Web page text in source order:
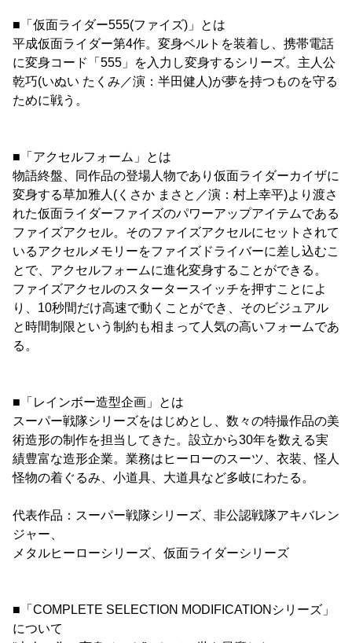
■「仮面ライダー555(ファイズ)」とは
平成仮面ライダー第4作。変身ベルトを装着し、携帯電話
に変身コード「555」を入力し変身するシリーズ。主人公
乾巧(いぬい たくみ／演：半田健人)が夢を持つものを守る
ために戦う。
■「アクセルフォーム」とは
物語終盤、同作品の登場人物であり仮面ライダーカイザに
変身する草加雅人(くさか まさと／演：村上幸平)より渡さ
れた仮面ライダーファイズのパワーアップアイテムである
ファイズアクセル。そのファイズアクセルにセットされて
いるアクセルメモリーをファイズドライバーに差し込むこ
とで、アクセルフォームに進化変身することができる。
ファイズアクセルのスタータースイッチを押すことによ
り、10秒間だけ高速で動くことができ、そのビジュアル
と時間制限という制約も相まって人気の高いフォームであ
る。
■「レインボー造型企画」とは
スーパー戦隊シリーズをはじめとし、数々の特撮作品の美
術造形の制作を担当してきた。設立から30年を数える実
績豊富な造形企業。業務はヒーローのスーツ、衣装、怪人
怪物の着ぐるみ、小道具、大道具など多岐にわたる。
代表作品：スーパー戦隊シリーズ、非公認戦隊アキバレン
ジャー、
メタルヒーローシリーズ、仮面ライダーシリーズ
■「COMPLETE SELECTION MODIFICATIONシリーズ」
について